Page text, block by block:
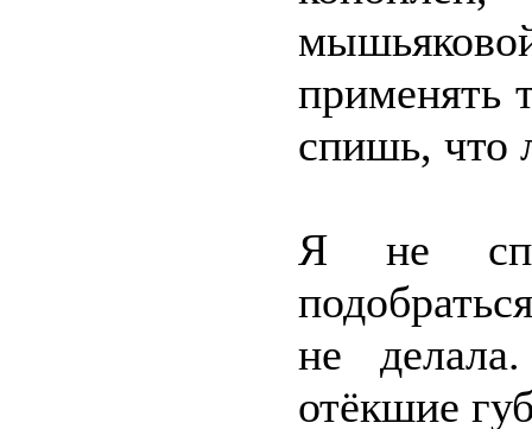
применять
спишь, что
Я не
не
отёкшие